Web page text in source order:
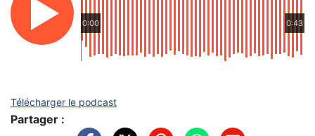
0:00 0:43
Télécharger le podcast
Partager :